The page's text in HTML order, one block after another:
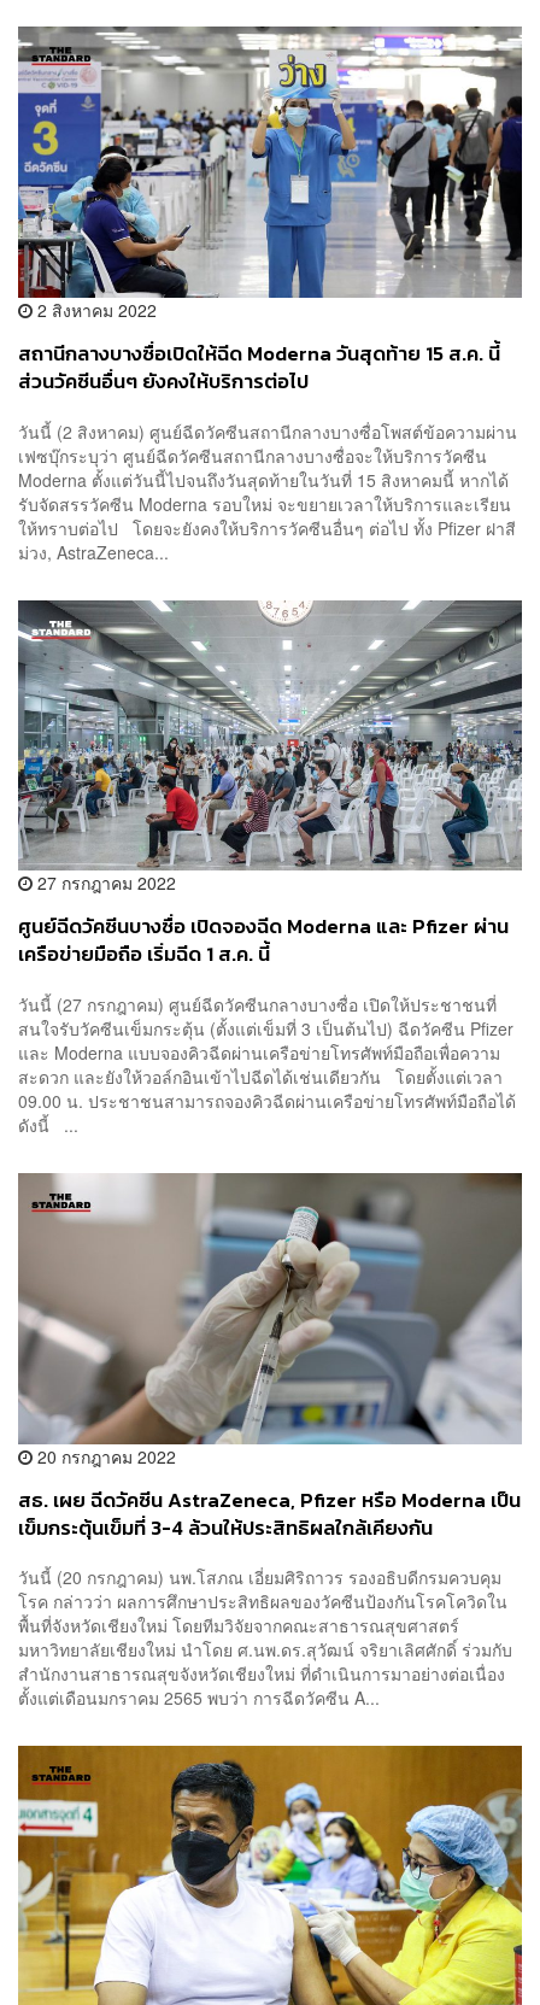
2 สิงหาคม 2022
สถานีกลางบางซื่อเปิดให้ฉีด Moderna วันสุดท้าย 15 ส.ค. นี้
ส่วนวัคซีนอื่นๆ ยังคงให้บริการต่อไป
วันนี้ (2 สิงหาคม) ศูนย์ฉีดวัคซีนสถานีกลางบางซื่อโพสต์ข้อความผ่าน
เฟซบุ๊กระบุว่า ศูนย์ฉีดวัคซีนสถานีกลางบางซื่อจะให้บริการวัคซีน
Moderna ตั้งแต่วันนี้ไปจนถึงวันสุดท้ายในวันที่ 15 สิงหาคมนี้ หากได้
รับจัดสรรวัคซีน Moderna รอบใหม่ จะขยายเวลาให้บริการและเรียน
ให้ทราบต่อไป โดยจะยังคงให้บริการวัคซีนอื่นๆ ต่อไป ทั้ง Pfizer ฝาสี
ม่วง, AstraZeneca...
27 กรกฎาคม 2022
ศูนย์ฉีดวัคซีนบางซื่อ เปิดจองฉีด Moderna และ Pfizer ผ่าน
เครือข่ายมือถือ เริ่มฉีด 1 ส.ค. นี้
วันนี้ (27 กรกฎาคม) ศูนย์ฉีดวัคซีนกลางบางซื่อ เปิดให้ประชาชนที่
สนใจรับวัคซีนเข็มกระตุ้น (ตั้งแต่เข็มที่ 3 เป็นต้นไป) ฉีดวัคซีน Pfizer
และ Moderna แบบจองคิวฉีดผ่านเครือข่ายโทรศัพท์มือถือเพื่อความ
สะดวก และยังให้วอล์กอินเข้าไปฉีดได้เช่นเดียวกัน โดยตั้งแต่เวลา
09.00 น. ประชาชนสามารถจองคิวฉีดผ่านเครือข่ายโทรศัพท์มือถือได้
ดังนี้ ...
20 กรกฎาคม 2022
สธ. เผย ฉีดวัคซีน AstraZeneca, Pfizer หรือ Moderna เป็น
เข็มกระตุ้นเข็มที่ 3-4 ล้วนให้ประสิทธิผลใกล้เคียงกัน
วันนี้ (20 กรกฎาคม) นพ.โสภณ เอี่ยมศิริถาวร รองอธิบดีกรมควบคุม
โรค กล่าวว่า ผลการศึกษาประสิทธิผลของวัคซีนป้องกันโรคโควิดใน
พื้นที่จังหวัดเชียงใหม่ โดยทีมวิจัยจากคณะสาธารณสุขศาสตร์
มหาวิทยาลัยเชียงใหม่ นำโดย ศ.นพ.ดร.สุวัฒน์ จริยาเลิศศักดิ์ ร่วมกับ
สํานักงานสาธารณสุขจังหวัดเชียงใหม่ ที่ดำเนินการมาอย่างต่อเนื่อง
ตั้งแต่เดือนมกราคม 2565 พบว่า การฉีดวัคซีน A...